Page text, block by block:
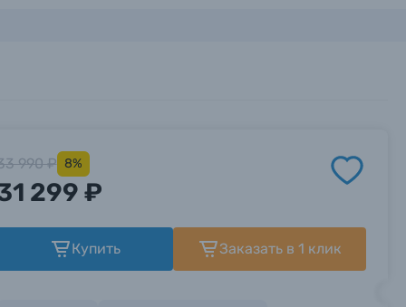
990 ₽ 8%
299 ₽
Купить Заказать в 1 клик